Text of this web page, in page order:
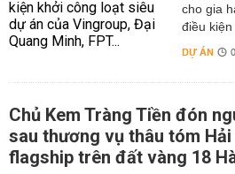
cho gia
điều
DỰ ÁN
Chủ Kem Tràng Tiền đón
sau thương vụ thâu tóm
flagship trên đất vàng 18